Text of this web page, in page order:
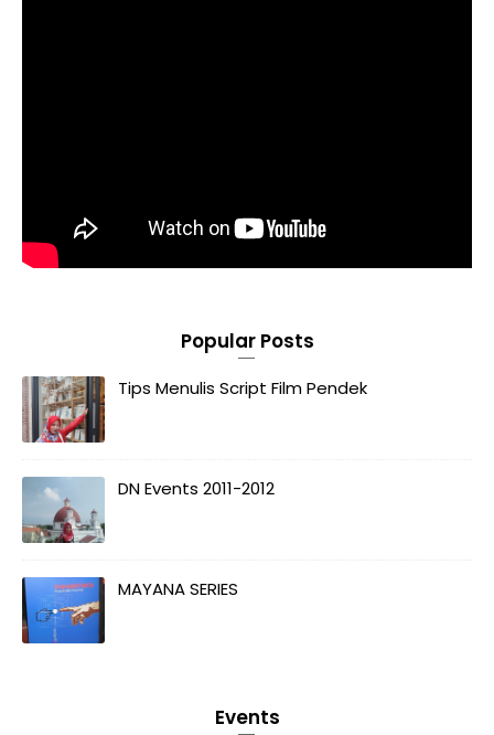
Popular Posts
Tips Menulis Script Film Pendek
DN Events 2011-2012
MAYANA SERIES
Events